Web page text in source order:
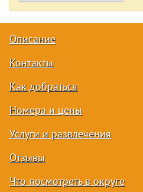
Описание
Контакты
Как добраться
Номера и цены
Услуги и развлечения
Отзывы
Что посмотреть в округе